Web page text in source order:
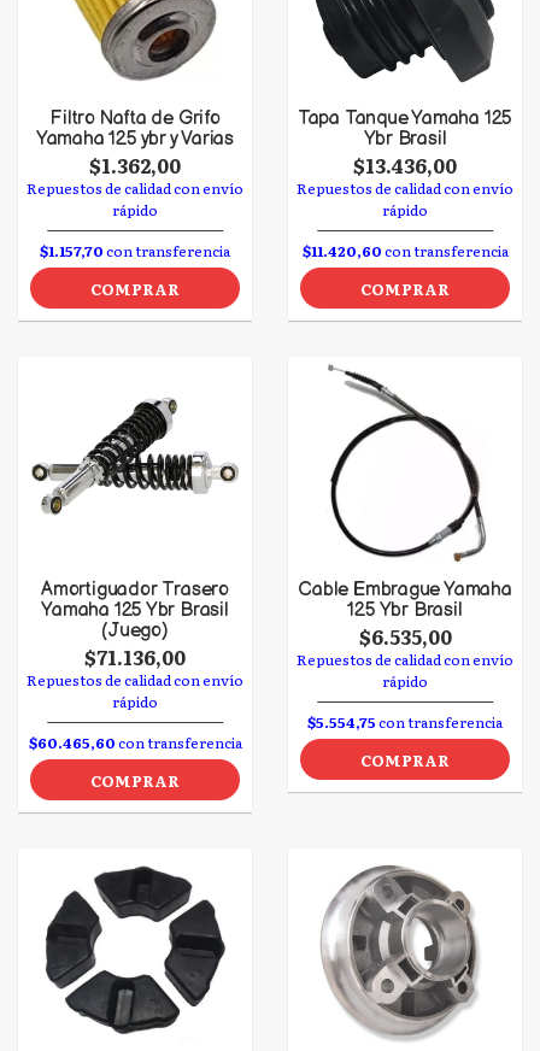
Filtro Nafta de Grifo
Yamaha 125 ybr y Varias
$1.362,00
Repuestos de calidad con envío
rápido
$1.157,70con transferencia
COMPRAR
Tapa Tanque Yamaha 125
Ybr Brasil
$13.436,00
Repuestos de calidad con envío
rápido
$11.420,60con transferencia
COMPRAR
Amortiguador Trasero
Yamaha 125 Ybr Brasil
(Juego)
$71.136,00
Repuestos de calidad con envío
rápido
$60.465,60con transferencia
COMPRAR
Cable Embrague Yamaha
125 Ybr Brasil
$6.535,00
Repuestos de calidad con envío
rápido
$5.554,75con transferencia
COMPRAR